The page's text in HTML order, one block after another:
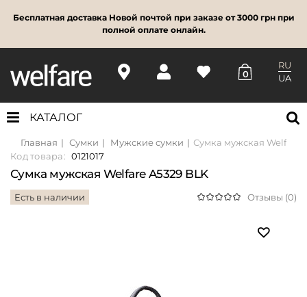
Бесплатная доставка Новой почтой при заказе от 3000 грн при
полной оплате онлайн.
0
RU
UA
КАТАЛОГ
Главная Сумки Мужские сумки
Сумка мужская Welfare
Код товара: 0121017
Сумка мужская Welfare A5329 BLK
Есть в наличии Отзывы (0)